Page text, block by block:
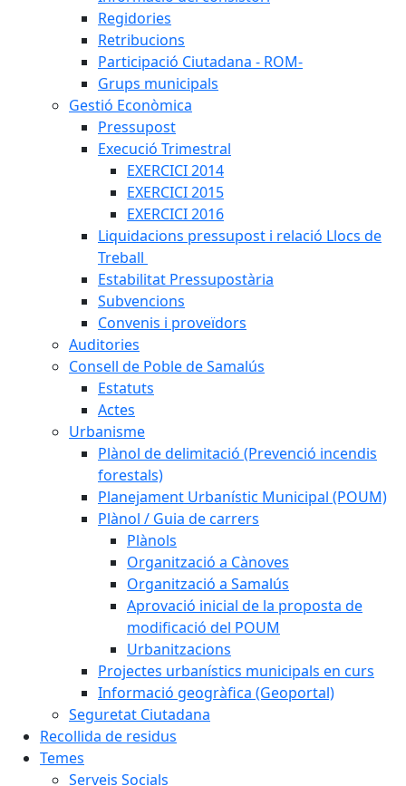
Regidories
Retribucions
Participació Ciutadana - ROM-
Grups municipals
Gestió Econòmica
Pressupost
Execució Trimestral
EXERCICI 2014
EXERCICI 2015
EXERCICI 2016
Liquidacions pressupost i relació Llocs de
Treball
Estabilitat Pressupostària
Subvencions
Convenis i proveïdors
Auditories
Consell de Poble de Samalús
Estatuts
Actes
Urbanisme
Plànol de delimitació (Prevenció incendis
forestals)
Planejament Urbanístic Municipal (POUM)
Plànol / Guia de carrers
Plànols
Organització a Cànoves
Organització a Samalús
Aprovació inicial de la proposta de
modificació del POUM
Urbanitzacions
Projectes urbanístics municipals en curs
Informació geogràfica (Geoportal)
Seguretat Ciutadana
Recollida de residus
Temes
Serveis Socials